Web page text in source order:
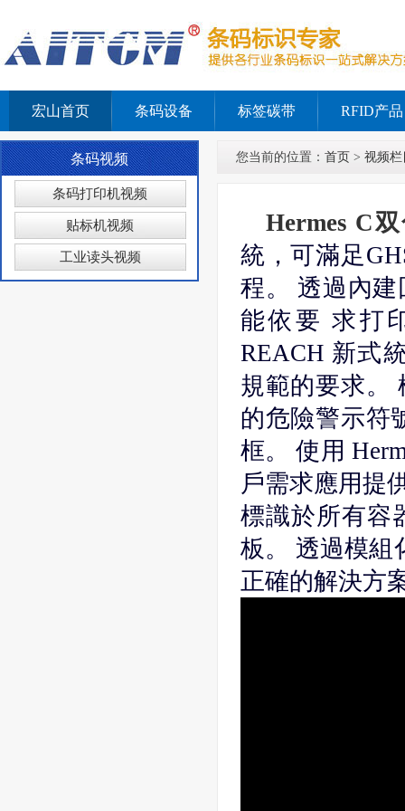
宏山首页 条码设备 标签碳带 RFID产品
条码视频
条码打印机视频
贴标机视频
工业读头视频
您当前的位置： 首页 > 视频栏
Hermes C
統，可滿足
程。 透過內
能依要 求打
REACH 新式
規範的要求。
的危險警示符
框。 使用
戶需求應用提
標識於所有容
板。 透過模組
正確的解決方